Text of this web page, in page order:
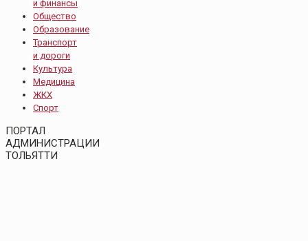
и финансы
Общество
Образование
Транспорт
и дороги
Культура
Медицина
ЖКХ
Спорт
ПОРТАЛ
АДМИНИСТРАЦИИ
ТОЛЬЯТТИ